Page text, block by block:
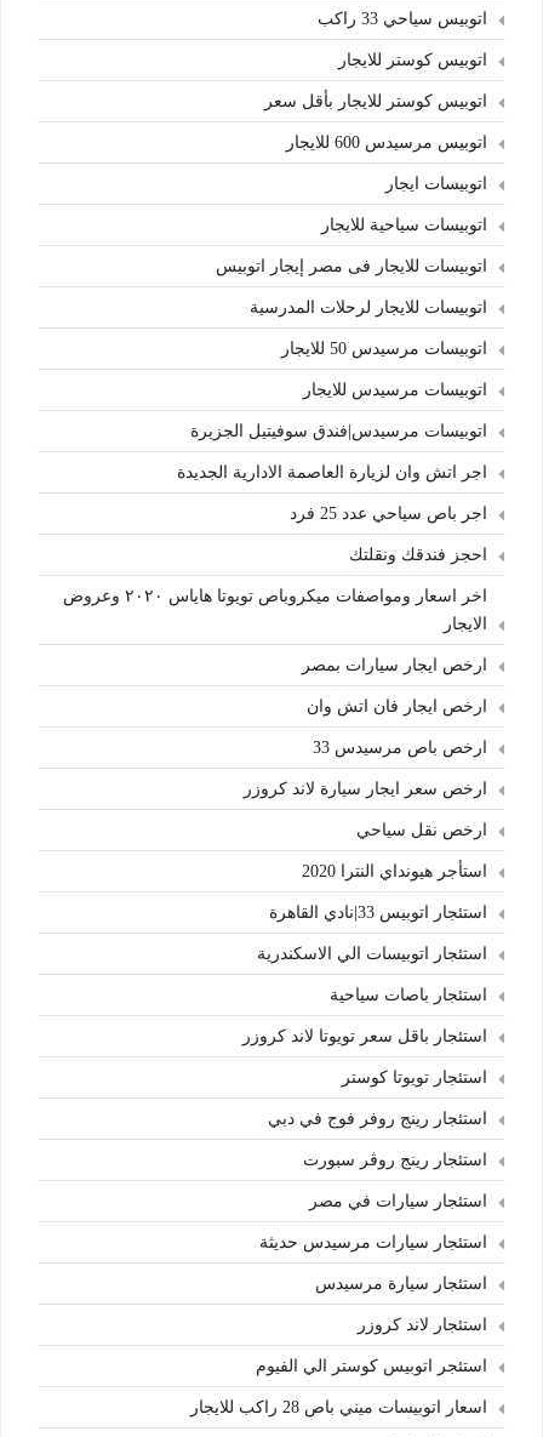
اتوبيس سياحي 33 راكب
اتوبيس كوستر للايجار
اتوبيس كوستر للايجار بأقل سعر
اتوبيس مرسيدس 600 للايجار
اتوبيسات ايجار
اتوبيسات سياحية للايجار
اتوبيسات للايجار فى مصر إيجار اتوبيس
اتوبيسات للايجار لرحلات المدرسية
اتوبيسات مرسيدس 50 للايجار
اتوبيسات مرسيدس للايجار
اتوبيسات مرسيدس|فندق سوفيتيل الجزيرة
اجر اتش وان لزيارة العاصمة الادارية الجديدة
اجر باص سياحي عدد 25 فرد
احجز فندقك ونقلتك
اخر اسعار ومواصفات ميكروباص تويوتا هاياس ٢٠٢٠ وعروض
الايجار
ارخص ايجار سيارات بمصر
ارخص ايجار فان اتش وان
ارخص باص مرسيدس 33
ارخص سعر ايجار سيارة لاند كروزر
ارخص نقل سياحي
استأجر هيونداي النترا 2020
استئجار اتوبيس 33|نادي القاهرة
استئجار اتوبيسات الي الاسكندرية
استئجار باصات سياحية
استئجار باقل سعر تويوتا لاند كروزر
استئجار تويوتا كوستر
استئجار رينج روفر فوج في دبي
استئجار رينج روڤر سبورت
استئجار سيارات في مصر
استئجار سيارات مرسيدس حديثة
استئجار سيارة مرسيدس
استئجار لاند كروزر
استئجر اتوبيس كوستر الي الفيوم
اسعار اتوبيسات ميني باص 28 راكب للايجار